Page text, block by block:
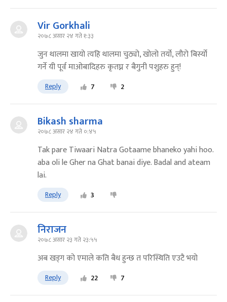
Vir Gorkhali
२०७८ असार २४ गते १:३३
जुन थालमा खायो त्यहि थालमा चुठ्यो, खोलो तर्यो, लौरो बिर्स्यो
गर्ने यी पूर्व माओबादिहरु कृतघ्न र बैगुनी पशुहरु हुन्!
Reply 7 2
Bikash sharma
२०७८ असार २४ गते ०:४५
Tak pare Tiwaari Natra Gotaame bhaneko yahi hoo.
aba oli le Gher na Ghat banai diye. Badal and ateam
lai.
Reply 3
निराजन
२०७८ असार २३ गते २३:५५
अब खड्ग को एमाले कति बैध हुन्छ त परिस्थिति एउटै भयो
Reply 22 7